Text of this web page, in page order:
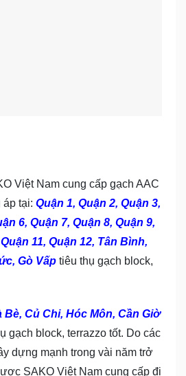
Việt Nam cung cấp gạch AAC
áp tại: Quận 1, Quận 2, Quận 3,
6, Quận 7, Quận 8, Quận 9,
11, Quận 12, Tân Bình,
Gò Vấp tiêu thụ gạch block,
Bè, Củ Chi, Hóc Môn, Cần Giờ
gạch block, terrazzo tốt. Do các
dựng mạnh trong vài năm trở
SAKO Việt Nam cung cấp đi